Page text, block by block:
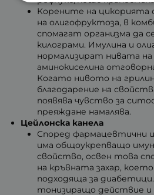
Корените на цикорията
на олигофруктоза, в
спомагат организма да
килограми. Имулина и
нормализират нивата на
аминокиселина
Когато нивото на
благодарение на
появява чувство за
преяждане намалява.
Цейлонска канела
Според фармацевтични
има общоукрепващо
свойство, освен това
на кръвната захар,
подходяща за
тонизиращо действие и